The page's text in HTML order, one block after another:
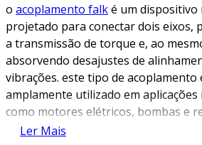
o acoplamento falké um dispositivo
projetado para conectar dois eixos,
a transmissão de torque e, ao
absorvendo desajustes de
vibrações. este tipo de acoplamento
amplamente utilizado em
como motores elétricos, bombas e
devido à sua eficiência e durabilidade.
Ler Mais